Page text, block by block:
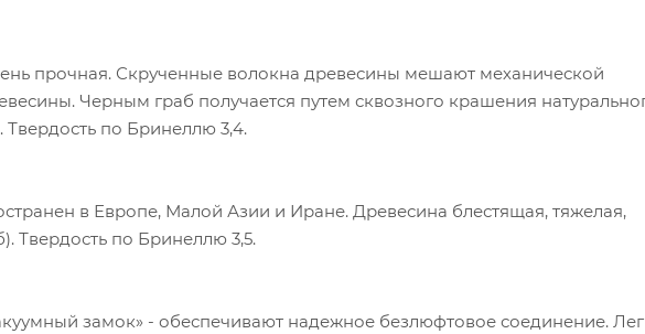
прочная. Скрученные волокна древесины мешают механической
Черным граб получается путем сквозного крашения
Твердость по Бринеллю 3,4.
в Европе, Малой Азии и Иране. Древесина блестящая, тяжелая,
Твердость по Бринеллю 3,5.
замок» - обеспечивают надежное безлюфтовое соединение.